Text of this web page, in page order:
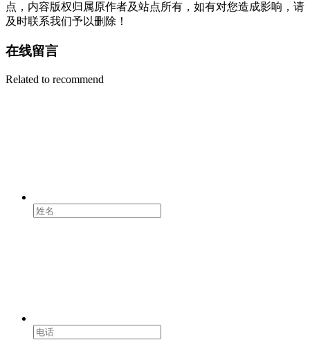
点，内容版权归属原作者及站点所有，如有对您造成影响，请
及时联系我们予以删除！
在线留言
Related to recommend